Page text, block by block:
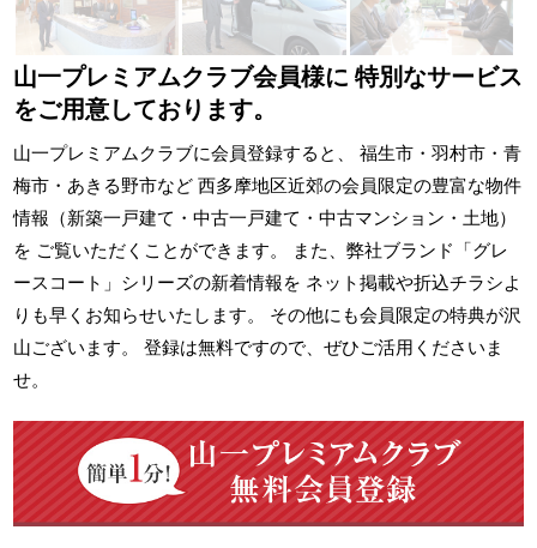
山一プレミアムクラブ会員様に特別なサービス
をご用意しております。
山一プレミアムクラブに会員登録すると、 福生市・羽村市・青
梅市・あきる野市など 西多摩地区近郊の会員限定の豊富な物件
情報（新築一戸建て・中古一戸建て・中古マンション・土地）
を ご覧いただくことができます。 また、弊社ブランド「グレ
ースコート」シリーズの新着情報を ネット掲載や折込チラシよ
りも早くお知らせいたします。 その他にも会員限定の特典が沢
山ございます。 登録は無料ですので、ぜひご活用くださいま
せ。